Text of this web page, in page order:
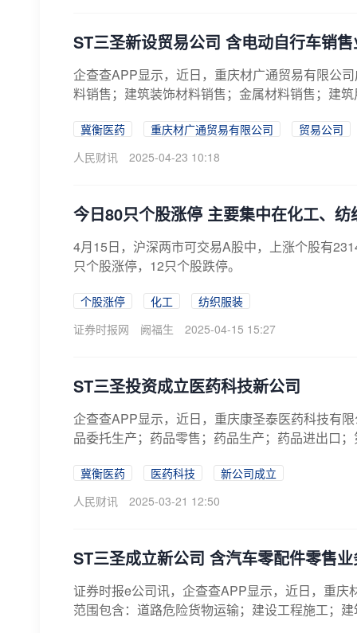
ST三圣新设贸易公司 含电动自行车销
企查查APP显示，近日，重庆材广通贸易有限公
料销售；建筑装饰材料销售；金属材料销售；建
冀衡医药 重庆材广通贸易有限公司
贸易公司
人民财讯
2025-04-23 10:18
今日80只个股涨停 主要集中在化工、纺
4月15日，沪深两市可交易A股中，上涨个股有
只个股涨停，12只个股跌停。
个股涨停 化工
纺织服装
证券时报网
阙福生 2025-04-15 15:27
ST三圣投资成立医药科技新公司
企查查APP显示，近日，重庆康圣泰医药科技有
品委托生产；药品零售；药品生产；药品进出口
冀衡医药 医药科技
新公司成立
人民财讯
2025-03-21 12:50
ST三圣成立新公司 含汽车零配件零售
证券时报e公司讯，企查查APP显示，近日，重
范围包含：道路危险货物运输；建设工程施工；